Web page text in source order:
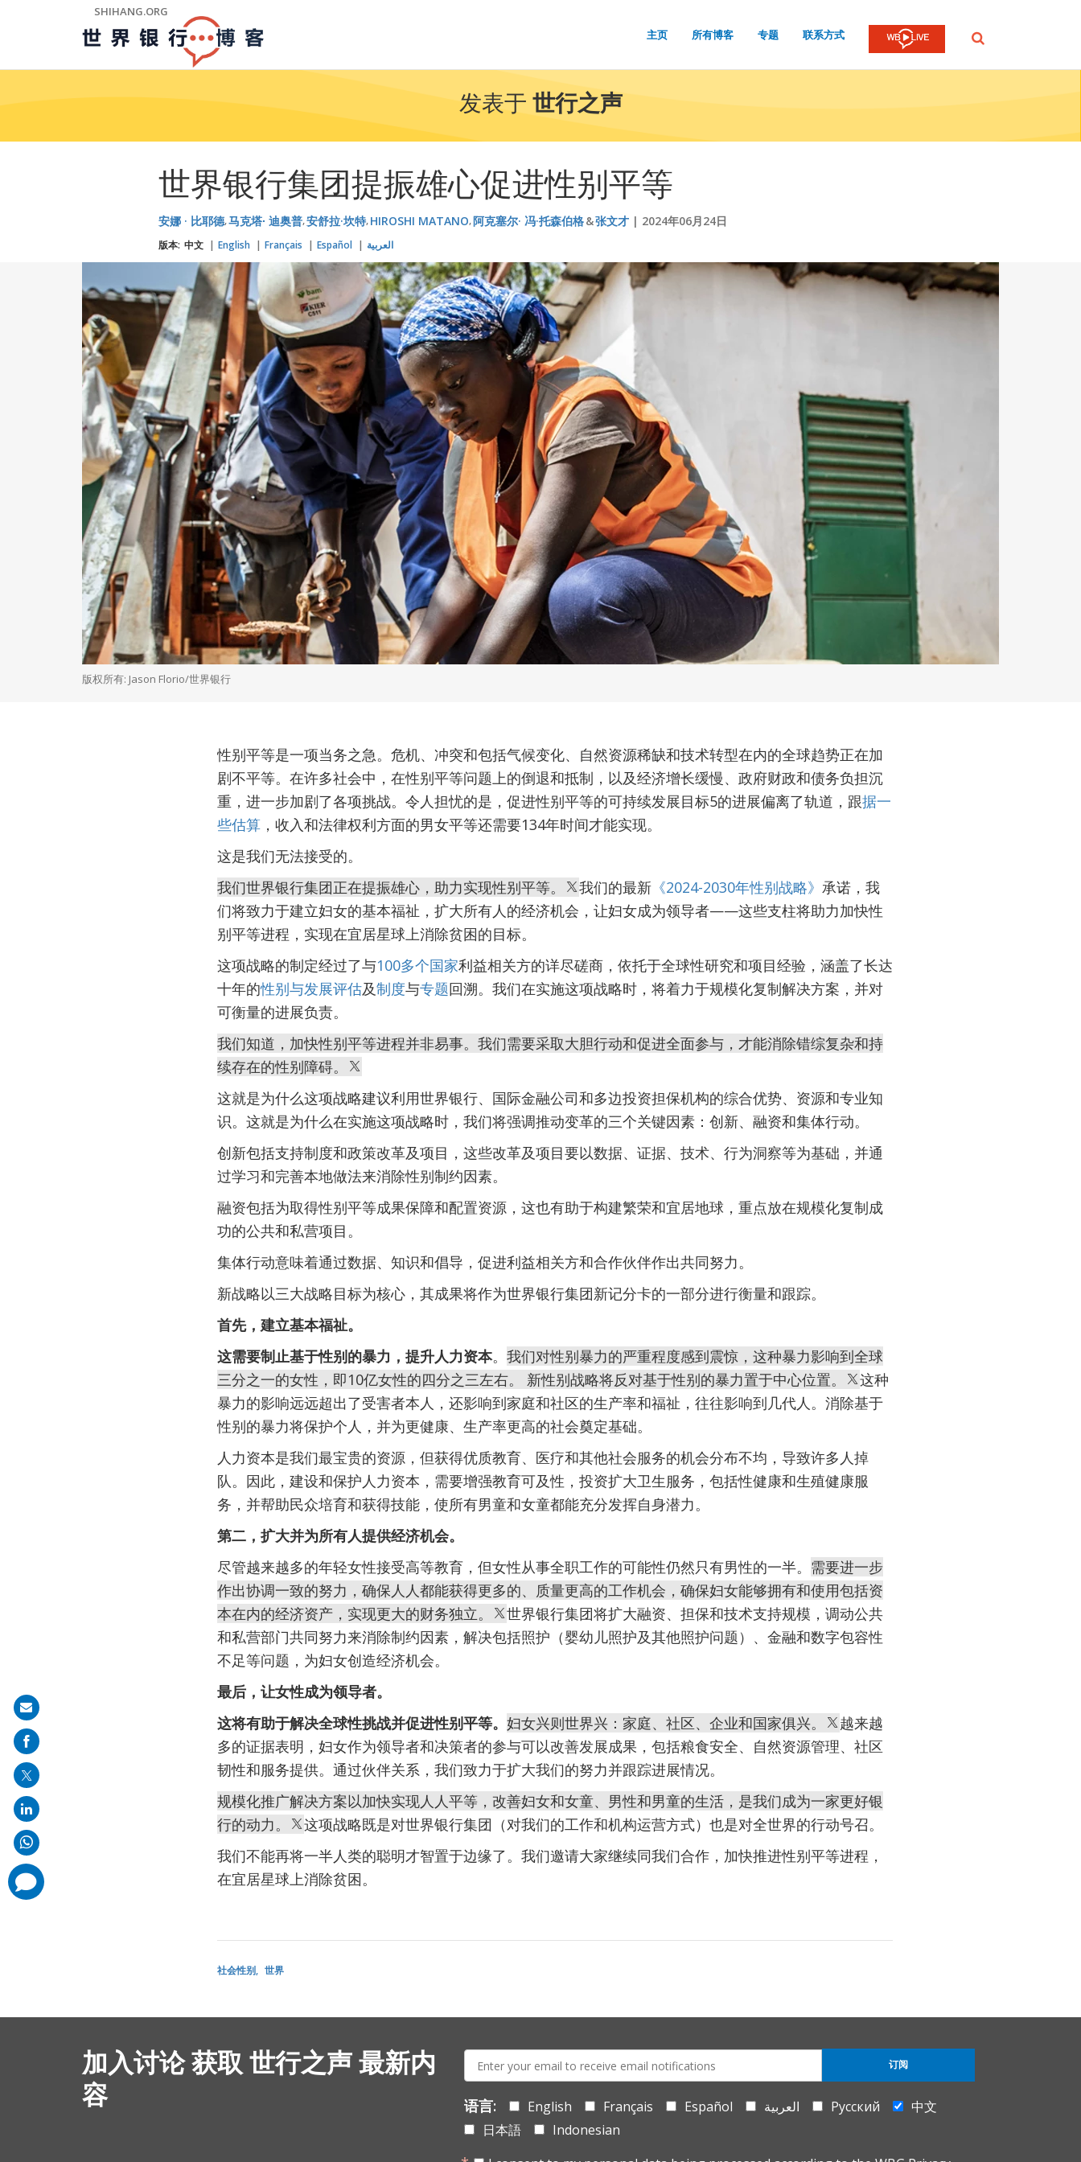
SHIHANG.ORG
主页 所有博客 专题 联系方式
提
发表于 世行之声
世界银行集团提振雄心促进性别平等
安娜 · 比耶德 马克塔∙ 迪奥普 安舒拉·坎特 HIROSHI MATANO 阿克塞尔· 冯·托森伯格 张文才 2024年06月24日
版本: 中文 English Français Español العربية
版权所有: Jason Florio/世界银行
性别平等是一项当务之急。危机、冲突和包括气候变化、自然资源稀缺和技术转型在内的全球趋势正在加
剧不平等。在许多社会中，在性别平等问题上的倒退和抵制，以及经济增长缓慢、政府财政和债务负担沉
重，进一步加剧了各项挑战。令人担忧的是，促进性别平等的可持续发展目标5的进展偏离了轨道，跟据一
些估算，收入和法律权利方面的男女平等还需要134年时间才能实现。
这是我们无法接受的。
我们世界银行集团正在提振雄心，助力实现性别平等。
我们的最新《2024-2030年性别战略》 承诺，我
们将致力于建立妇女的基本福祉，扩大所有人的经济机会，让妇女成为领导者——这些支柱将助力加快性
别平等进程，实现在宜居星球上消除贫困的目标。
这项战略的制定经过了与100多个国家利益相关方的详尽磋商，依托于全球性研究和项目经验，涵盖了长达
十年的性别与发展评估及制度与专题回溯。我们在实施这项战略时，将着力于规模化复制解决方案，并对
可衡量的进展负责。
我们知道，加快性别平等进程并非易事。我们需要采取大胆行动和促进全面参与，才能消除错综复杂和持
续存在的性别障碍。
这就是为什么这项战略建议利用世界银行、国际金融公司和多边投资担保机构的综合优势、资源和专业知
识。这就是为什么在实施这项战略时，我们将强调推动变革的三个关键因素：创新、融资和集体行动。
创新包括支持制度和政策改革及项目，这些改革及项目要以数据、证据、技术、行为洞察等为基础，并通
过学习和完善本地做法来消除性别制约因素。
融资包括为取得性别平等成果保障和配置资源，这也有助于构建繁荣和宜居地球，重点放在规模化复制成
功的公共和私营项目。
集体行动意味着通过数据、知识和倡导，促进利益相关方和合作伙伴作出共同努力。
新战略以三大战略目标为核心，其成果将作为世界银行集团新记分卡的一部分进行衡量和跟踪。
首先，建立基本福祉。
这需要制止基于性别的暴力，提升人力资本。 我们对性别暴力的严重程度感到震惊，这种暴力影响到全球
三分之一的女性，即10亿女性的四分之三左右。 新性别战略将反对基于性别的暴力置于中心位置。
这种
暴力的影响远远超出了受害者本人，还影响到家庭和社区的生产率和福祉，往往影响到几代人。消除基于
性别的暴力将保护个人，并为更健康、生产率更高的社会奠定基础。
人力资本是我们最宝贵的资源，但获得优质教育、医疗和其他社会服务的机会分布不均，导致许多人掉
队。因此，建设和保护人力资本，需要增强教育可及性，投资扩大卫生服务，包括性健康和生殖健康服
务，并帮助民众培育和获得技能，使所有男童和女童都能充分发挥自身潜力。
第二，扩大并为所有人提供经济机会。
尽管越来越多的年轻女性接受高等教育，但女性从事全职工作的可能性仍然只有男性的一半。 需要进一步
作出协调一致的努力，确保人人都能获得更多的、质量更高的工作机会，确保妇女能够拥有和使用包括资
本在内的经济资产，实现更大的财务独立。
世界银行集团将扩大融资、担保和技术支持规模，调动公共
和私营部门共同努力来消除制约因素，解决包括照护（婴幼儿照护及其他照护问题）、金融和数字包容性
不足等问题，为妇女创造经济机会。
最后，让女性成为领导者。
这将有助于解决全球性挑战并促进性别平等。 妇女兴则世界兴：家庭、社区、企业和国家俱兴。
越来越
多的证据表明，妇女作为领导者和决策者的参与可以改善发展成果，包括粮食安全、自然资源管理、社区
韧性和服务提供。通过伙伴关系，我们致力于扩大我们的努力并跟踪进展情况。
规模化推广解决方案以加快实现人人平等，改善妇女和女童、男性和男童的生活，是我们成为一家更好银
行的动力。
这项战略既是对世界银行集团（对我们的工作和机构运营方式）也是对全世界的行动号召。
我们不能再将一半人类的聪明才智置于边缘了。我们邀请大家继续同我们合作，加快推进性别平等进程，
在宜居星球上消除贫困。
社会性别 世界
加入讨论 获取 世行之声 最新内
容
mail:
语言: English Français Español العربية Русский
中文
日本語
Indonesian
订阅
Share
on
mail
comments
added